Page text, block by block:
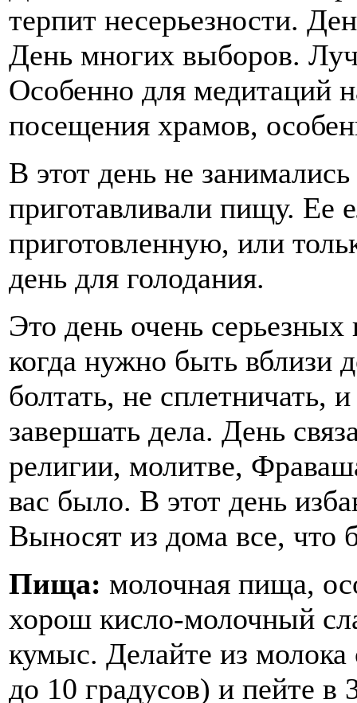
терпит несерьезности.
День многих выборов.
Особенно для медитаций
посещения храмов,
В этот день не
приготавливали пищу. Ее
приготовленную, или
день для голодания.
Это день очень
когда нужно быть вблизи
болтать, не сплетничать,
завершать дела. День
религии, молитве,
вас было. В этот день
Выносят из дома все, что
Пища: молочная пища,
хорош кисло-молочный
кумыс. Делайте из молока
до 10 градусов) и пейте в